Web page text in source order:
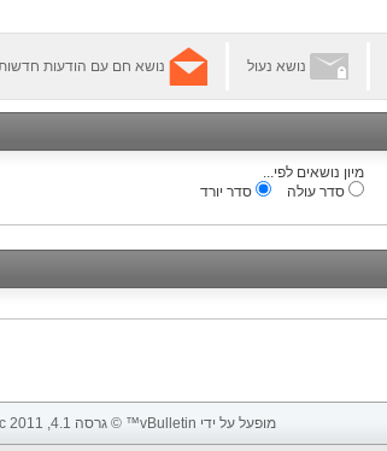
נושא נעול נושא חם עם הודעות
מיון נושאים לפי...
סדר עולה
סדר יורד
מופעל על ידי vBulletin™ © גרסה 4.1, 2011 vBulletin Solutions, Inc. כל הזכויות שמורות.